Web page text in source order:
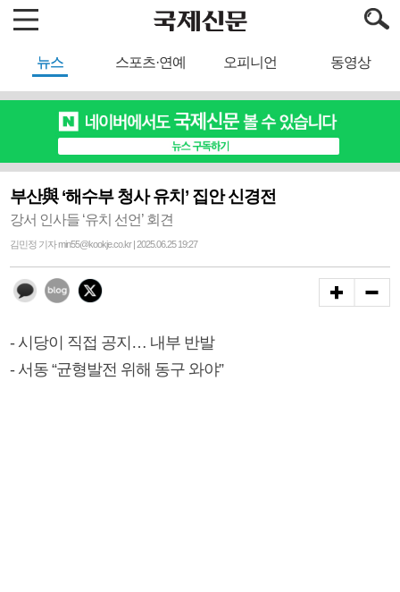
뉴스 스포츠·연예 오피니언 동영상
부산與 ‘해수부 청사 유치’ 집안 신경전
강서 인사들 ‘유치 선언’ 회견
김민정 기자 min55@kookje.co.kr | 2025.06.25 19:27
- 시당이 직접 공지… 내부 반발
- 서동 “균형발전 위해 동구 와야”